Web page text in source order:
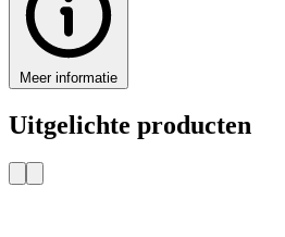
Meer informatie
Uitgelichte producten